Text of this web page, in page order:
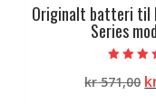
Originalt batteri til
Series
5.00
av 5
kr571,00